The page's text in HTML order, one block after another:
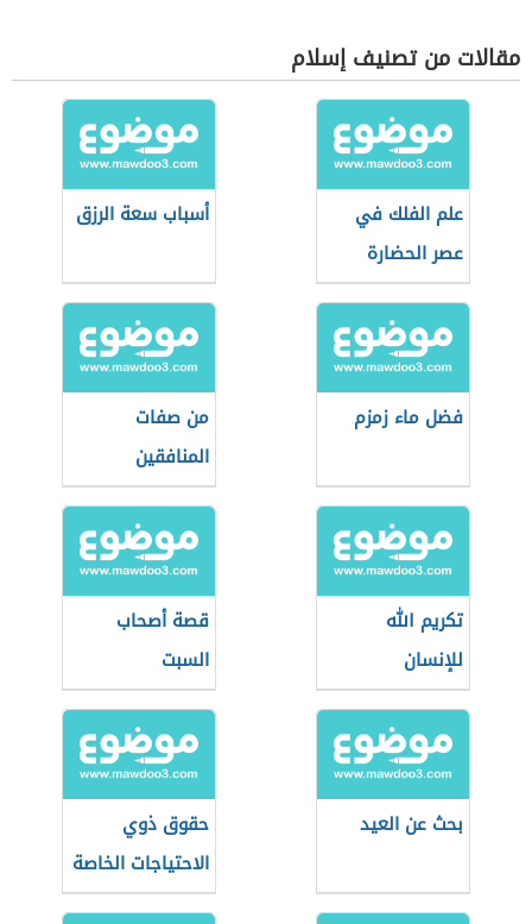
مقالات من تصنيف إسلام
علم الفلك في
عصر الحضارة
الإسلامية
أسباب سعة الرزق
فضل ماء زمزم
من صفات
المنافقين
تكريم الله
للإنسان
قصة أصحاب
السبت
بحث عن العيد
حقوق ذوي
الاحتياجات الخاصة